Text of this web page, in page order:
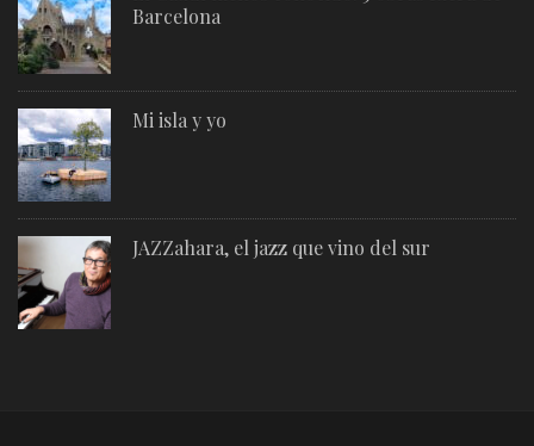
Barcelona
Mi isla y yo
JAZZahara, el jazz que vino del sur